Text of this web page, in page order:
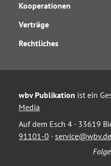
Kooperationen
Verträge
Rechtliches
wbv Publikation ist ein
Media
Auf dem Esch 4 · 33619
91101-0 · service@wbv.de